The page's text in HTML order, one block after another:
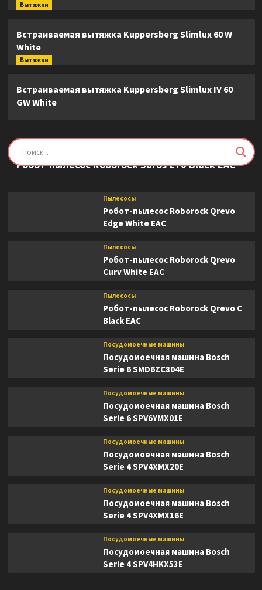
Вытяжки
Встраиваемая вытяжка Kuppersberg Slimlux 60 W
White
Вытяжки
Встраиваемая вытяжка Kuppersberg Slimlux IV 60
GW White
Пылесосы
Робот-пылесос Roborock Saros Z70 Black EAC
Пылесосы
Робот-пылесос Roborock Qrevo
Edge White EAC
Пылесосы
Робот-пылесос Roborock Qrevo
Curv White EAC
Пылесосы
Робот-пылесос Roborock Qrevo C
Black EAC
Посудомоечные машины
Посудомоечная машина Bosch
Serie 6 SMD6ZC804E
Посудомоечные машины
Посудомоечная машина Bosch
Serie 6 SPV6YMX01E
Посудомоечные машины
Посудомоечная машина Bosch
Serie 4 SPV4XMX20E
Посудомоечные машины
Посудомоечная машина Bosch
Serie 4 SPV4XMX16E
Посудомоечные машины
Посудомоечная машина Bosch
Serie 4 SPV4HKX53E